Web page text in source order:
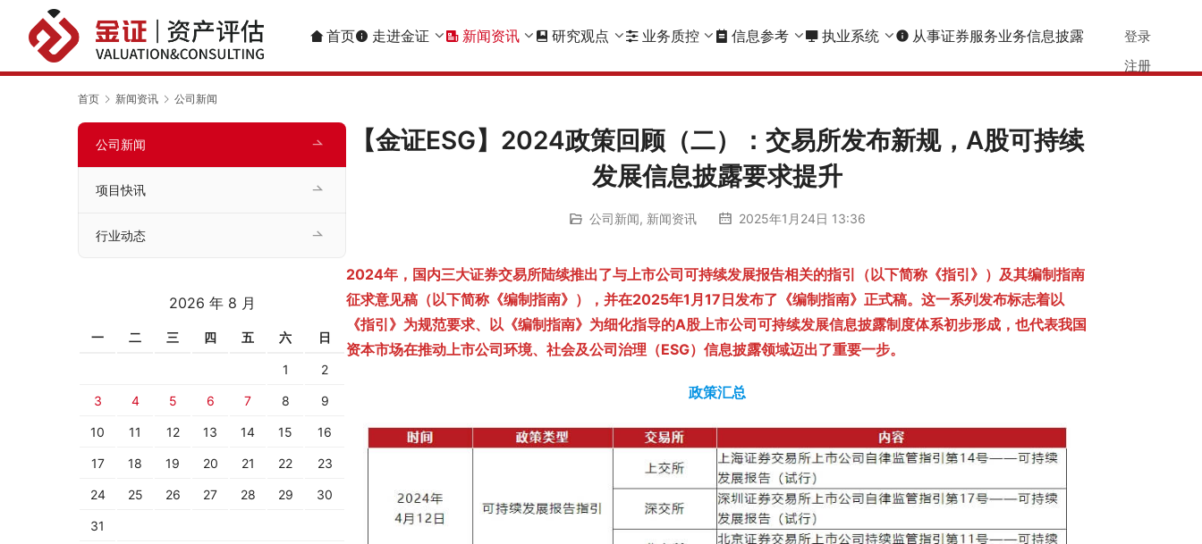
首页 走进金证 新闻资讯 研究观点 业务质控 信息参考 执业系统 info 从事证券服务业务信息披露
登录
注册
首页 新闻资讯 公司新闻
【金证ESG】2024政策回顾（二）：交易所发布新规，A股可持续
发展信息披露要求提升
公司新闻, 新闻资讯 2025年1月24日 13:36
2024年，国内三大证券交易所陆续推出了与上市公司可持续发展报告相关的指引（以下简称《指引》）及其编制指南
征求意见稿（以下简称《编制指南》），并在2025年1月17日发布了《编制指南》正式稿。这一系列发布标志着以
《指引》为规范要求、以《编制指南》为细化指导的A股上市公司可持续发展信息披露制度体系初步形成，也代表我国
资本市场在推动上市公司环境、社会及公司治理（ESG）信息披露领域迈出了重要一步。
政策汇总
公司新闻
项目快讯
行业动态
2026 年 8 月
一 二 三 四 五 六 日
1 2
3 4 5 6 7 8 9
10 11 12 13 14 15 16
17 18 19 20 21 22 23
24 25 26 27 28 29 30
31